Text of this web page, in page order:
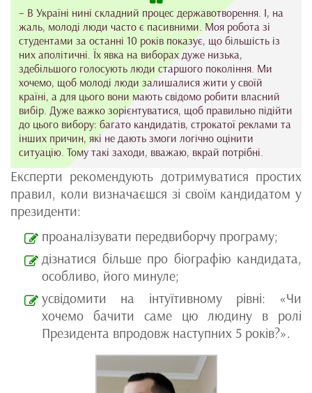
– В Україні нині складний процес державотворення. І, на
жаль, молоді люди часто є пасивними. Моя робота зі
студентами за останні 10 років показує, що більшість із
них аполітичні. Їх явка на виборах дуже низька,
здебільшого голосують люди старшого покоління. Ми
хочемо, щоб молоді люди залишалися жити у своїй
країні, а для цього вони мають свідомо робити власний
вибір. Дуже важко зорієнтуватися, щоб правильно підійти
до цього вибору: багато кандидатів, строкатої реклами та
інших причин, які не дають змоги логічно оцінити
ситуацію. Тому такі заходи, вважаю, вкрай потрібні.
Експерти рекомендують дотримуватися простих
правил, коли визначаєшся зі своїм кандидатом у
президенти:
проаналізувати передвиборчу програму;
дізнатися більше про біографію кандидата,
особливо, його минуле;
усвідомити на інтуїтивному рівні: «Чи
хочемо бачити саме цю людину в ролі
Президента впродовж наступних 5 років?».